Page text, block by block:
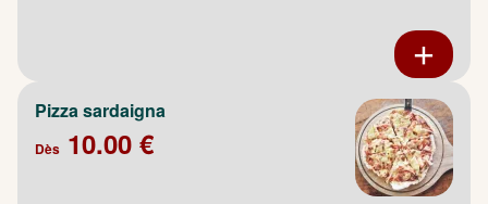
Pizza sardaigna
Dès 10.00 €